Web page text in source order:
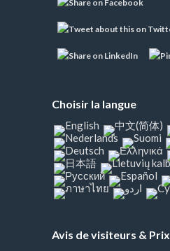
Choisir la langue
Avis de visiteurs & Prix